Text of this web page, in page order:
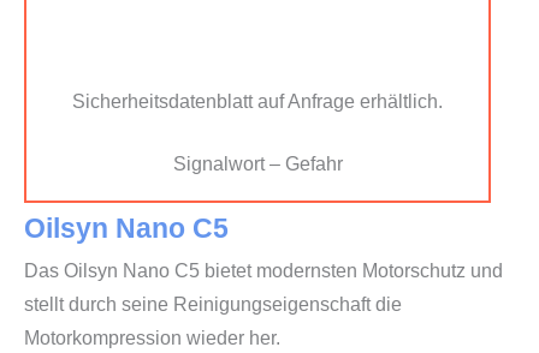
Sicherheitsdatenblatt auf Anfrage erhältlich.
Signalwort – Gefahr
Oilsyn Nano C5
Das Oilsyn Nano C5 bietet modernsten Motorschutz und
stellt durch seine Reinigungseigenschaft die
Motorkompression wieder her.